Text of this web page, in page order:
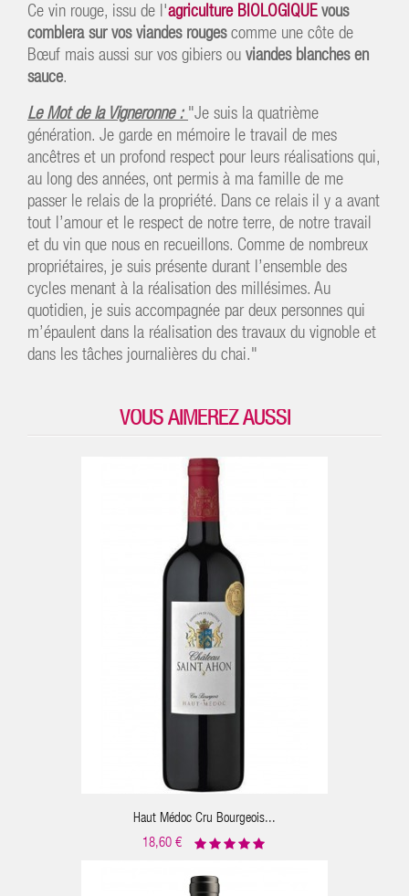
Ce vin rouge, issu de l'agriculture BIOLOGIQUEvous
comblera sur vos viandes rougescomme une côte de
Bœuf mais aussi sur vos gibiers ou viandes blanches en
sauce.
Le Mot de la Vigneronne : "Je suis la quatrième
génération. Je garde en mémoire le travail de mes
ancêtres et un profond respect pour leurs réalisations qui,
au long des années, ont permis à ma famille de me
passer le relais de la propriété. Dans ce relais il y a avant
tout l’amour et le respect de notre terre, de notre travail
et du vin que nous en recueillons. Comme de nombreux
propriétaires, je suis présente durant l’ensemble des
cycles menant à la réalisation des millésimes. Au
quotidien, je suis accompagnée par deux personnes qui
m’épaulent dans la réalisation des travaux du vignoble et
dans les tâches journalières du chai."
VOUS AIMEREZ AUSSI
Haut Médoc Cru Bourgeois...
18,60 €